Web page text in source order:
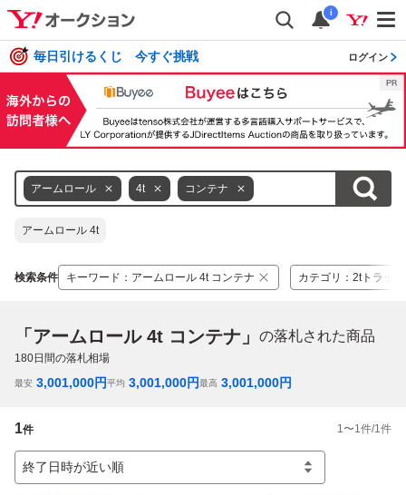
i
毎日引けるくじ 今すぐ挑戦 ログイン
アームロール 4t コンテナ
アームロール 4t
検索条件 キーワード ： アームロール 4t コンテナ カテゴリ ： 2tトラッ
「アームロール 4t コンテナ」 の落札された商品
180日間の落札相場
最安 3,001,000円平均 3,001,000円最高 3,001,000円
1件 1 〜1 件/1 件
終了日時が近い順